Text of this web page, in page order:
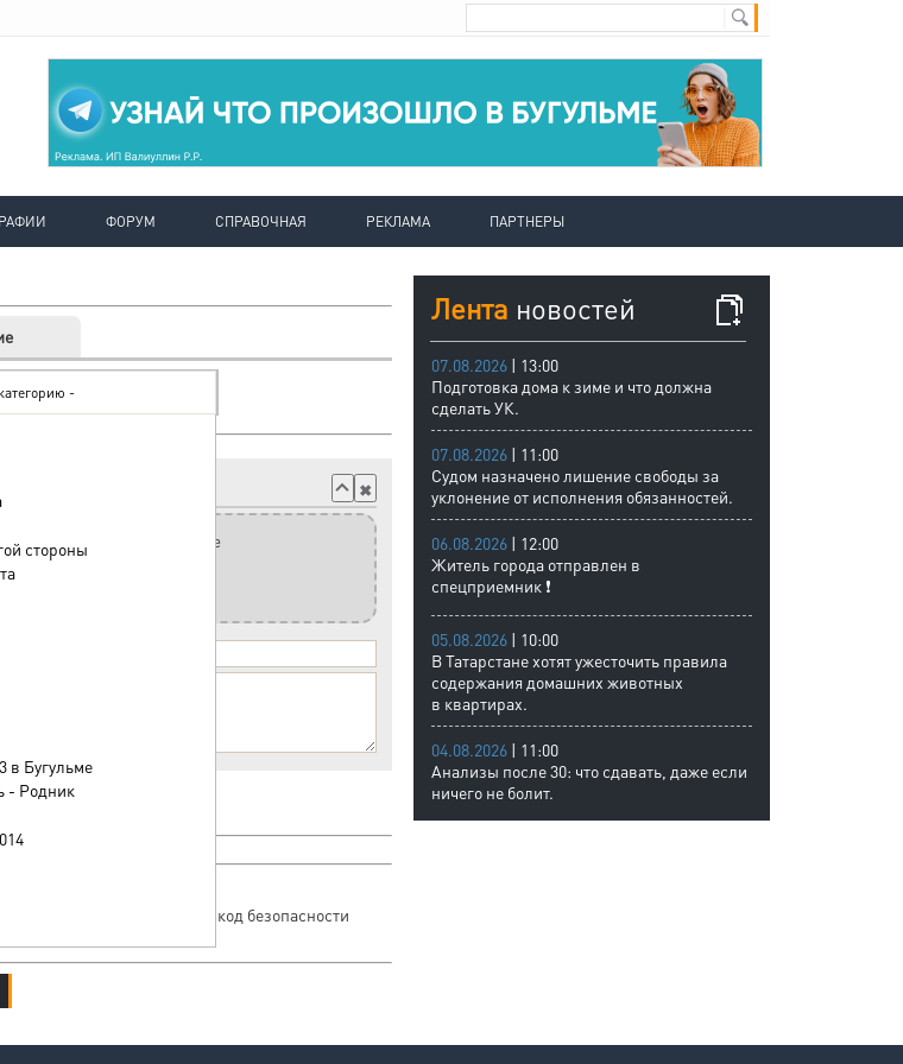
ФОРУМ СПРАВОЧНАЯ РЕКЛАМА ПАРТНЕРЫ
стороны
в Бугульме
- Родник
перетащите файл в это поле
размер файла —
Лента новостей
07.08.2026 | 13:00
Подготовка дома к зиме и что должна
сделать УК.
07.08.2026 | 11:00
Судом назначено лишение свободы за
уклонение от исполнения обязанностей.
06.08.2026 | 12:00
Житель города отправлен в
спецприемник ❗
05.08.2026 | 10:00
В Татарстане хотят ужесточить правила
содержания домашних животных
в квартирах.
04.08.2026 | 11:00
Анализы после 30: что сдавать, даже если
ничего не болит.